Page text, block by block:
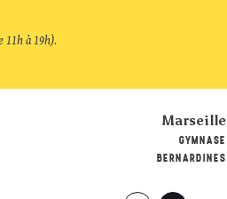
11h à 19h).
Marseille
GYMNASE
BERNARDINES